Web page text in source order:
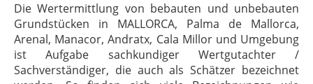
Die Wertermittlung von bebauten und unbebauten
Grundstücken in MALLORCA, Palma de Mallorca,
Arenal, Manacor, Andratx, Cala Millor und Umgebung
ist Aufgabe sachkundiger Wertgutachter /
Sachverständiger, die auch als Schätzer bezeichnet